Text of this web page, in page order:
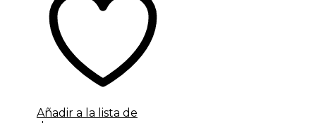
Añadir a la lista de